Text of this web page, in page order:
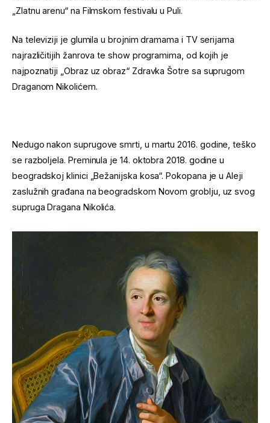
„Zlatnu arenu“ na Filmskom festivalu u Puli.
Na televiziji je glumila u brojnim dramama i TV serijama
najrazličitijih žanrova te show programima, od kojih je
najpoznatiji „Obraz uz obraz“ Zdravka Šotre sa suprugom
Draganom Nikolićem.
Nedugo nakon suprugove smrti, u martu 2016. godine, teško
se razboljela. Preminula je 14. oktobra 2018. godine u
beogradskoj klinici „Bežanijska kosa“. Pokopana je u Aleji
zaslužnih građana na beogradskom Novom groblju, uz svog
supruga Dragana Nikolića.